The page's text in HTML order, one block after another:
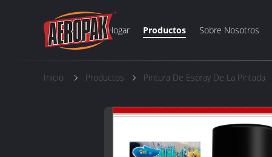
Hogar Productos Sobre Nosotros
Inicio Productos Pintura De Espray De La Pintada